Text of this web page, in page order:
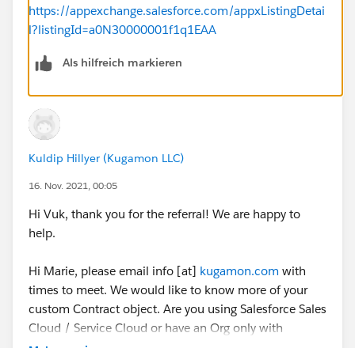
https://appexchange.salesforce.com/appxListingDetai
l?listingId=a0N30000001f1q1EAA
Als hilfreich markieren
Kuldip Hillyer (Kugamon LLC)
16. Nov. 2021, 00:05
Hi Vuk, thank you for the referral! We are happy to
help.
Hi Marie, please email info [at] kugamon.com with
times to meet. We would like to know more of your
custom Contract object. Are you using Salesforce Sales
Cloud / Service Cloud or have an Org only with